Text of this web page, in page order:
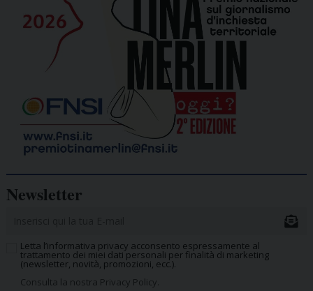
Newsletter
Letta l’informativa privacy acconsento espressamente al
trattamento dei miei dati personali per finalità di marketing
(newsletter, novità, promozioni, ecc.).
Consulta la nostra Privacy Policy.